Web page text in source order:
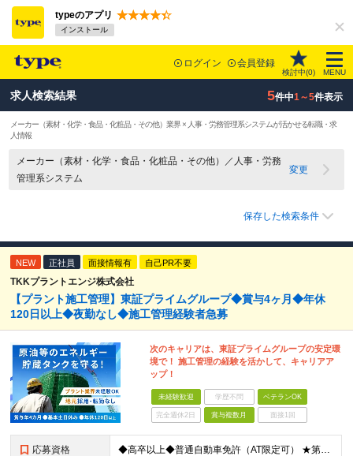
typeのアプリ
インストール
ログイン 会員登録
検討中(0) MENU
求人検索結果 5件中1～5件表示
メーカー（素材・化学・食品・化粧品・その他）業界 × 人事・労務管理系システムが活かせる転職・求
人情報
メーカー（素材・化学・食品・化粧品・その他）／人事・労務
管理系システム
変更
保存した検索条件
NEW 正社員 面接情報有 自己PR不要
TKKプラントエンジ株式会社
【プラント施工管理】東証プライムグループ◆賞与4ヶ月◆年休
120日以上◆夜勤なし◆施工管理経験者急募
次のキャリアは、東証プライムグループの安定環
境で！ 施工管理の経験を活かして、キャリアア
ップ！
未経験歓迎 学歴不問 ベテランOK
完全週休2日 賞与複数月 面接1回
応募資格 ◆高卒以上◆普通自動車免許（AT限定可） ★第二新卒歓迎 ★プラント業界以外での施工管理経験者歓迎 【こんな方は向いています】 ・施工管理のスキルを活かして働きたい ・安定企業で長く働きたい ・チ